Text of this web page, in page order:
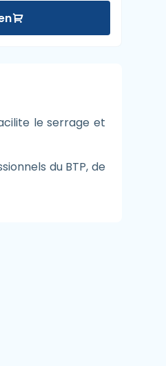
le serrage et
du BTP, de